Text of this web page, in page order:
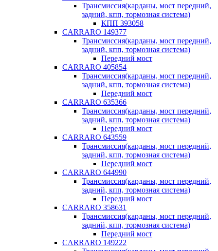
Трансмиссия(карданы, мост передний,
задний, кпп, тормозная система)
КПП 393058
CARRARO 149377
Трансмиссия(карданы, мост передний,
задний, кпп, тормозная система)
Передний мост
CARRARO 405854
Трансмиссия(карданы, мост передний,
задний, кпп, тормозная система)
Передний мост
CARRARO 635366
Трансмиссия(карданы, мост передний,
задний, кпп, тормозная система)
Передний мост
CARRARO 643559
Трансмиссия(карданы, мост передний,
задний, кпп, тормозная система)
Передний мост
CARRARO 644990
Трансмиссия(карданы, мост передний,
задний, кпп, тормозная система)
Передний мост
CARRARO 358631
Трансмиссия(карданы, мост передний,
задний, кпп, тормозная система)
Передний мост
CARRARO 149222